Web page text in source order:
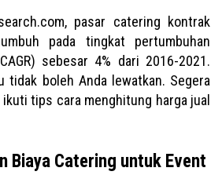
pasar catering kontrak
pada tingkat pertumbuhan
sebesar 4% dari 2016-2021.
tidak boleh Anda lewatkan. Segera
ikuti tips cara menghitung harga jual
Biaya Catering untuk Event